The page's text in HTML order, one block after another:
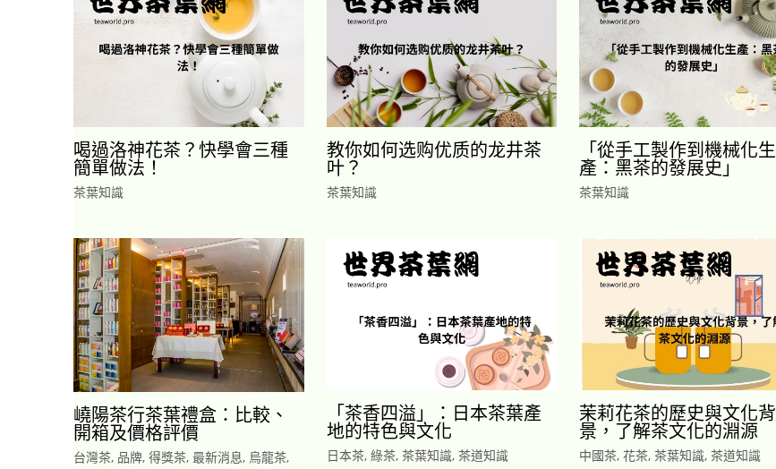
喝過洛神花茶？快學會三種
簡單做法！
茶葉知識
教你如何选购优质的龙井茶
叶？
茶葉知識
「從手工製作到機械化生
產：黑茶的發展史」
茶葉知識
嶢陽茶行茶葉禮盒：比較、
開箱及價格評價
台灣茶, 品牌, 得獎茶, 最新消息, 烏龍茶,
「茶香四溢」：日本茶葉產
地的特色與文化
日本茶, 綠茶, 茶葉知識, 茶道知識
茉莉花茶的歷史與文化背
景，了解茶文化的淵源
中國茶,花茶,茶葉知識,茶道知識